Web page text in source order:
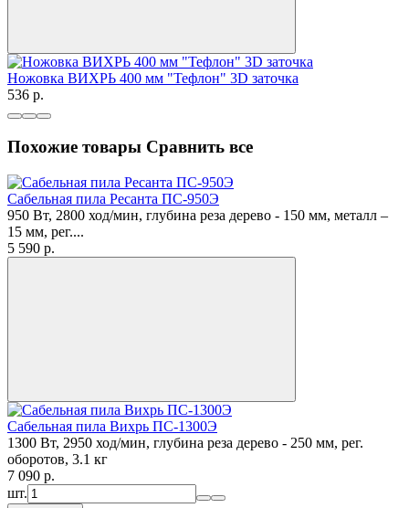
Ножовка ВИХРЬ 400 мм "Тефлон" 3D заточка
536 p.
Похожие товары Сравнить все
Сабельная пила Ресанта ПС-950Э
950 Вт, 2800 ход/мин, глубина реза дерево - 150 мм, металл –
15 мм, рег....
5 590 p.
Сабельная пила Вихрь ПС-1300Э
1300 Вт, 2950 ход/мин, глубина реза дерево - 250 мм, рег.
оборотов, 3.1 кг
7 090 p.
шт.